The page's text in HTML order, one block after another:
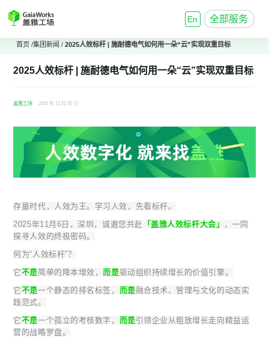
En 全部服务
首页 /集团新闻 /2025人效标杆 | 施耐德电气如何用一朵“云”实现双重目标
2025人效标杆 | 施耐德电气如何用一朵“云”实现双重目标
盖雅工场 2025 年 11 月 05 日
存量时代，人效为王。学习人效，先看标杆。
2025年11月6日，深圳，诚邀您共赴
「盖雅人效标杆大会」
，一同
探寻人效的终极密码。
何为“人效标杆”？
它不是简单的降本增效，而是驱动组织持续增长的价值引擎。
它不是一个静态的排名标签， 而是融合技术、管理与文化的动态实
践范式。
它不是一个孤立的考核数字， 而是引领企业从粗放增长走向精益运
营的战略罗盘。